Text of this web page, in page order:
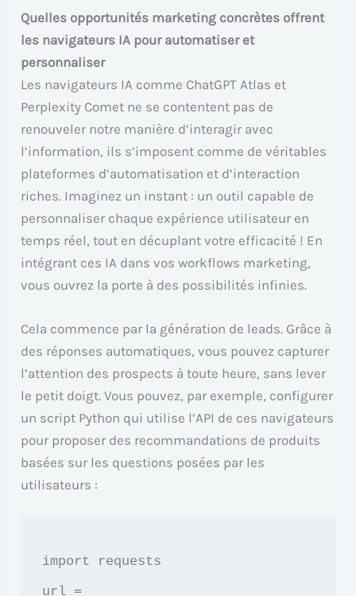
Quelles opportunités marketing concrètes offrent
les navigateurs IA pour automatiser et
personnaliser
Les navigateurs IA comme ChatGPT Atlas et
Perplexity Comet ne se contentent pas de
renouveler notre manière d’interagir avec
l’information, ils s’imposent comme de véritables
plateformes d’automatisation et d’interaction
riches. Imaginez un instant : un outil capable de
personnaliser chaque expérience utilisateur en
temps réel, tout en décuplant votre efficacité ! En
intégrant ces IA dans vos workflows marketing,
vous ouvrez la porte à des possibilités infinies.
Cela commence par la génération de leads. Grâce à
des réponses automatiques, vous pouvez capturer
l’attention des prospects à toute heure, sans lever
le petit doigt. Vous pouvez, par exemple, configurer
un script Python qui utilise l’API de ces navigateurs
pour proposer des recommandations de produits
basées sur les questions posées par les
utilisateurs :
import requests
url =